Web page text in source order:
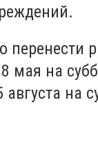
перенести
мая на
на